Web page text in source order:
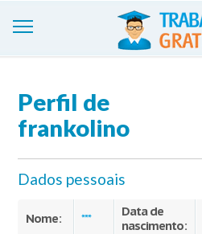
Cadastre-se
Blog
Contate-nos
Perfil de
frankolino
Dados pessoais
Nome: ***
Data de
nascimento: